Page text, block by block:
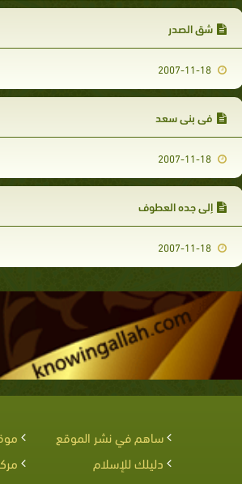
شق الصدر
2007-11-18
في بني سعد
2007-11-18
إلى جده العطوف
2007-11-18
ساهم في نشر الموقع
دليلك للإسلام